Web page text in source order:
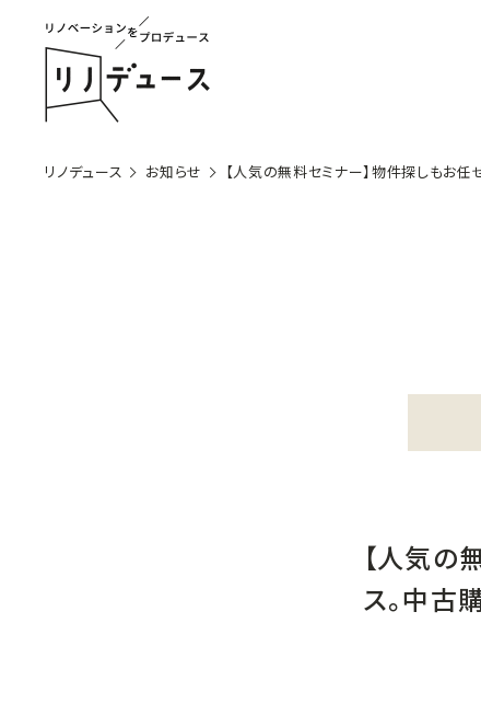
リノデュース お知らせ 【人気の無料セミナー】物件探しもお
【人気の
ス。中古